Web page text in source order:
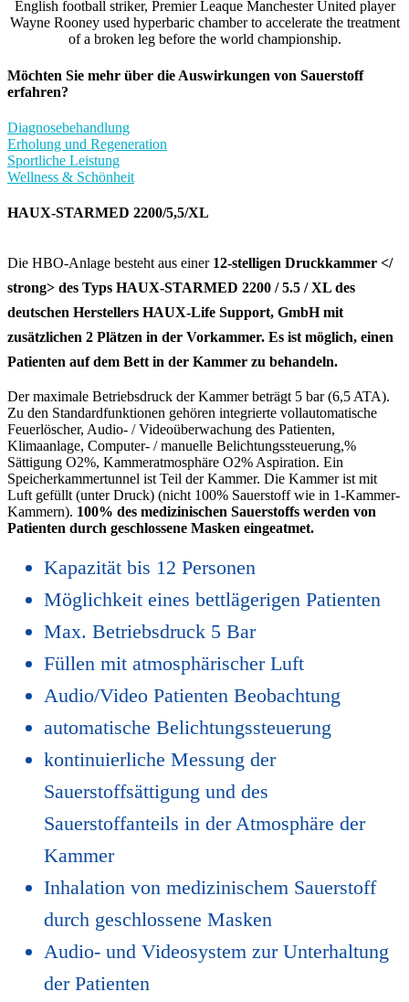
English football striker, Premier Leaque Manchester United player
Wayne Rooney used hyperbaric chamber to accelerate the treatment
of a broken leg before the world championship.
Möchten Sie mehr über die Auswirkungen von Sauerstoff
erfahren?
Diagnosebehandlung
Erholung und Regeneration
Sportliche Leistung
Wellness & Schönheit
HAUX-STARMED 2200/5,5/XL
Die HBO-Anlage besteht aus einer 12-stelligen Druckkammer </
strong> des Typs HAUX-STARMED 2200 / 5.5 / XL des
deutschen Herstellers HAUX-Life Support, GmbH mit
zusätzlichen 2 Plätzen in der Vorkammer. Es ist möglich, einen
Patienten auf dem Bett in der Kammer zu behandeln.
Der maximale Betriebsdruck der Kammer beträgt 5 bar (6,5 ATA).
Zu den Standardfunktionen gehören integrierte vollautomatische
Feuerlöscher, Audio- / Videoüberwachung des Patienten,
Klimaanlage, Computer- / manuelle Belichtungssteuerung,%
Sättigung O2%, Kammeratmosphäre O2% Aspiration. Ein
Speicherkammertunnel ist Teil der Kammer. Die Kammer ist mit
Luft gefüllt (unter Druck) (nicht 100% Sauerstoff wie in 1-Kammer-
Kammern). 100% des medizinischen Sauerstoffs werden von
Patienten durch geschlossene Masken eingeatmet.
Kapazität bis 12 Personen
Möglichkeit eines bettlägerigen Patienten
Max. Betriebsdruck 5 Bar
Füllen mit atmosphärischer Luft
Audio/Video Patienten Beobachtung
automatische Belichtungssteuerung
kontinuierliche Messung der
Sauerstoffsättigung und des
Sauerstoffanteils in der Atmosphäre der
Kammer
Inhalation von medizinischem Sauerstoff
durch geschlossene Masken
Audio- und Videosystem zur Unterhaltung
der Patienten